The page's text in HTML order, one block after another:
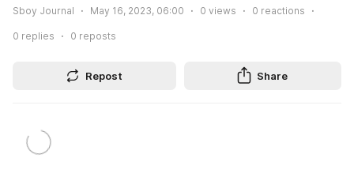
Sboy Journal May 16, 2023, 06:00 0 views 0 reactions
0 replies 0 reposts
Repost Share